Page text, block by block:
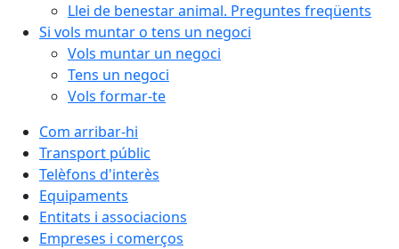
Llei de benestar animal. Preguntes freqüents
Si vols muntar o tens un negoci
Vols muntar un negoci
Tens un negoci
Vols formar-te
Com arribar-hi
Transport públic
Telèfons d'interès
Equipaments
Entitats i associacions
Empreses i comerços